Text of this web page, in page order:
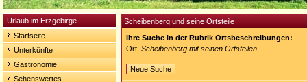
Urlaub im Erzgebirge
Startseite
Unterkünfte
Gastronomie
Sehenswertes
Scheibenberg und seine Ortsteile
Ihre Suche in der Rubrik Ortsbeschreibungen:
Ort: Scheibenberg mit seinen Ortsteilen
Neue Suche